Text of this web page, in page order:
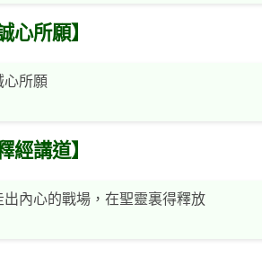
心所願】
心所願
經講道】
出內心的戰場，在聖靈裏得釋放